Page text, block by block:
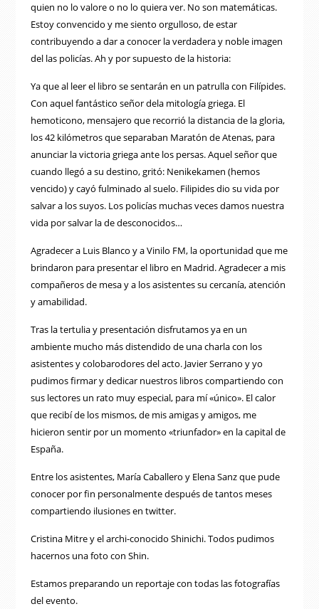
quien no lo valore o no lo quiera ver. No son matemáticas.
Estoy convencido y me siento orgulloso, de estar
contribuyendo a dar a conocer la verdadera y noble imagen
del las policías. Ah y por supuesto de la historia:
Ya que al leer el libro se sentarán en un patrulla con Filípides.
Con aquel fantástico señor dela mitología griega. El
hemoticono, mensajero que recorrió la distancia de la gloria,
los 42 kilómetros que separaban Maratón de Atenas, para
anunciar la victoria griega ante los persas. Aquel señor que
cuando llegó a su destino, gritó: Nenikekamen (hemos
vencido) y cayó fulminado al suelo. Filipides dio su vida por
salvar a los suyos. Los policías muchas veces damos nuestra
vida por salvar la de desconocidos…
Agradecer a Luis Blanco y a Vinilo FM, la oportunidad que me
brindaron para presentar el libro en Madrid. Agradecer a mis
compañeros de mesa y a los asistentes su cercanía, atención
y amabilidad.
Tras la tertulia y presentación disfrutamos ya en un
ambiente mucho más distendido de una charla con los
asistentes y colobarodores del acto. Javier Serrano y yo
pudimos firmar y dedicar nuestros libros compartiendo con
sus lectores un rato muy especial, para mí «único». El calor
que recibí de los mismos, de mis amigas y amigos, me
hicieron sentir por un momento «triunfador» en la capital de
España.
Entre los asistentes, María Caballero y Elena Sanz que pude
conocer por fin personalmente después de tantos meses
compartiendo ilusiones en twitter.
Cristina Mitre y el archi-conocido Shinichi. Todos pudimos
hacernos una foto con Shin.
Estamos preparando un reportaje con todas las fotografías
del evento.